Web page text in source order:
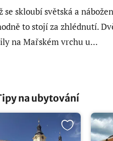
se skloubí světská a
to stojí za zhlédnutí.
na Mařském vrchu u...
na ubytování